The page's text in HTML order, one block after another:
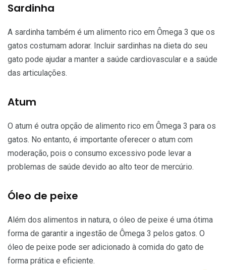
Sardinha
A sardinha também é um alimento rico em Ômega 3 que os
gatos costumam adorar. Incluir sardinhas na dieta do seu
gato pode ajudar a manter a saúde cardiovascular e a saúde
das articulações.
Atum
O atum é outra opção de alimento rico em Ômega 3 para os
gatos. No entanto, é importante oferecer o atum com
moderação, pois o consumo excessivo pode levar a
problemas de saúde devido ao alto teor de mercúrio.
Óleo de peixe
Além dos alimentos in natura, o óleo de peixe é uma ótima
forma de garantir a ingestão de Ômega 3 pelos gatos. O
óleo de peixe pode ser adicionado à comida do gato de
forma prática e eficiente.